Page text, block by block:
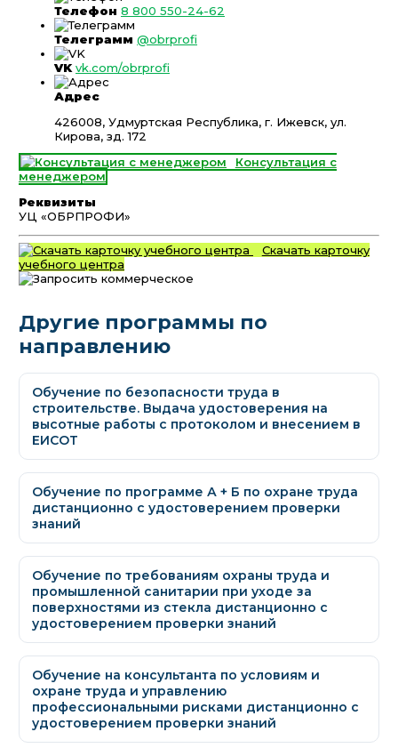
Телефон 8 800 550-24-62
Телеграмм @obrprofi
VK vk.com/obrprofi
Адрес
426008, Удмуртская Республика, г. Ижевск, ул.
Кирова, зд. 172
Консультация с
менеджером
Реквизиты
УЦ «ОБРПРОФИ»
Скачать карточку
учебного центра
Другие программы по
направлению
Обучение по безопасности труда в
строительстве. Выдача удостоверения на
высотные работы c протоколом и внесением в
ЕИСОТ
Обучение по программе А + Б по охране труда
дистанционно с удостоверением проверки
знаний
Обучение по требованиям охраны труда и
промышленной санитарии при уходе за
поверхностями из стекла дистанционно с
удостоверением проверки знаний
Обучение на консультанта по условиям и
охране труда и управлению
профессиональными рисками дистанционно с
удостоверением проверки знаний